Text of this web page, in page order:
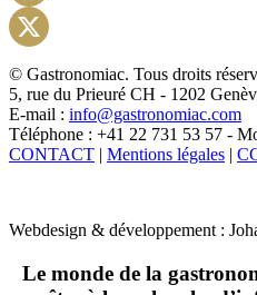
© Gastronomiac. Tous droits
5, rue du Prieuré CH - 1202
E-mail : info@gastronomiac.com
Téléphone : +41 22 731 53 57 -
CONTACT | Mentions légales |
Webdesign & développement :
Le monde de la